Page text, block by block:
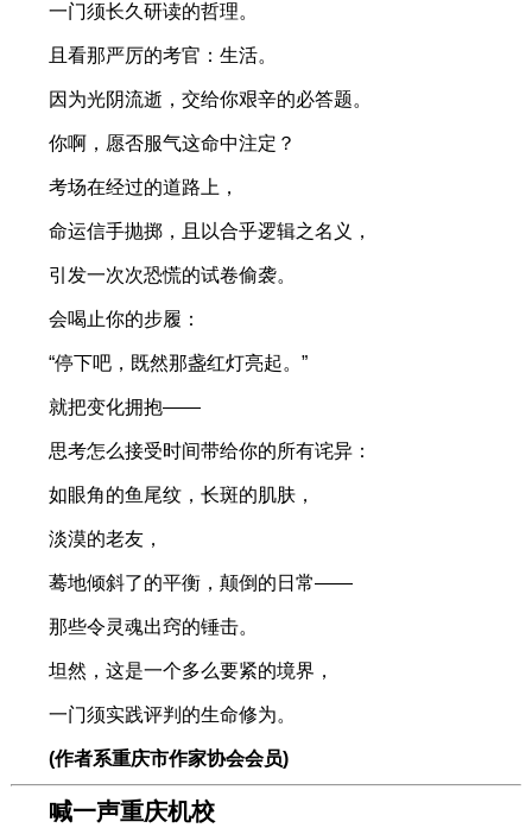
一门须长久研读的哲理。
且看那严厉的考官：生活。
因为光阴流逝，交给你艰辛的必答题。
你啊，愿否服气这命中注定？
考场在经过的道路上，
命运信手抛掷，且以合乎逻辑之名义，
引发一次次恐慌的试卷偷袭。
会喝止你的步履：
“停下吧，既然那盏红灯亮起。”
就把变化拥抱——
思考怎么接受时间带给你的所有诧异：
如眼角的鱼尾纹，长斑的肌肤，
淡漠的老友，
蓦地倾斜了的平衡，颠倒的日常——
那些令灵魂出窍的锤击。
坦然，这是一个多么要紧的境界，
一门须实践评判的生命修为。
(作者系重庆市作家协会会员)
喊一声重庆机校